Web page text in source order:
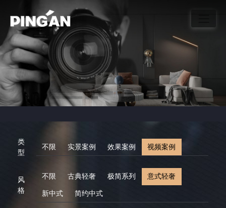
类
型
不限 实景案例 效果案例 视频案例
风
格
不限 古典轻奢 极简系列 意式轻奢
新中式 简约中式